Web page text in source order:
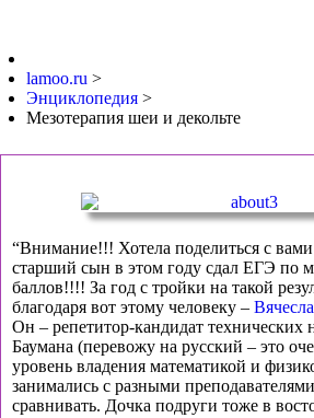
lamoo.ru >
Энциклопедия >
Мезотерапия шеи и декольте
“Внимание!!! Хотела поделиться с
старший сын в этом году сдал ЕГЭ по
баллов!!!! За год с тройки на такой
благодаря вот этому человеку –
Он – репетитор-кандидат
Баумана (перевожу на русский – это
уровень владения математикой и
занимались с разными
сравнивать. Дочка подруги тоже в